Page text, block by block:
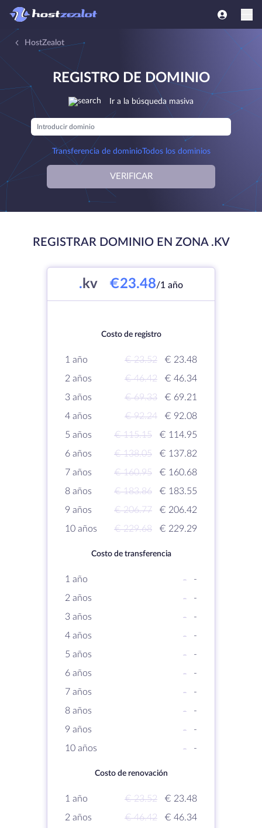
HostZealot
REGISTRO DE DOMINIO
Ir a la búsqueda masiva
Transferencia de dominioTodos los dominios
VERIFICAR
REGISTRAR DOMINIO EN ZONA .KV
. kv €23.48/1 año
Costo de registro
1 año € 23.52
€ 23.48
2 años
€ 46.42
€ 46.34
3 años
€ 69.33
€ 69.21
4 años
€ 92.24
€ 92.08
5 años
€ 115.15
€ 114.95
6 años
€ 138.05
€ 137.82
7 años
€ 160.95
€ 160.68
8 años
€ 183.86
€ 183.55
9 años
€ 206.77
€ 206.42
10 años
€ 229.68 € 229.29
Costo de transferencia
1 año -
-
2 años
-
-
3 años
-
-
4 años
-
-
5 años
-
-
6 años
-
-
7 años
-
-
8 años
-
-
9 años
-
-
10 años
- -
Costo de renovación
1 año € 23.52
€ 23.48
2 años
€ 46.42
€ 46.34